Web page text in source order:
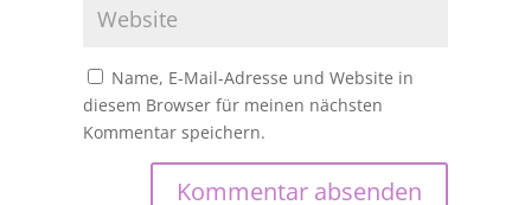
Name, E-Mail-Adresse und Website in
diesem Browser für meinen nächsten
Kommentar speichern.